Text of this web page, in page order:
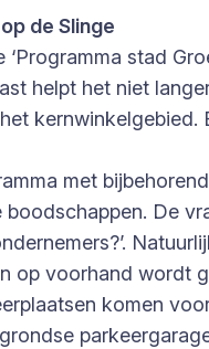
de Slinge
stad
helpt het niet
met
De
voorhand wordt
komen